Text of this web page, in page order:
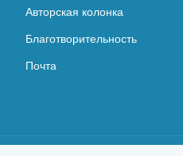
Авторская колонка
Благотворительность
Почта